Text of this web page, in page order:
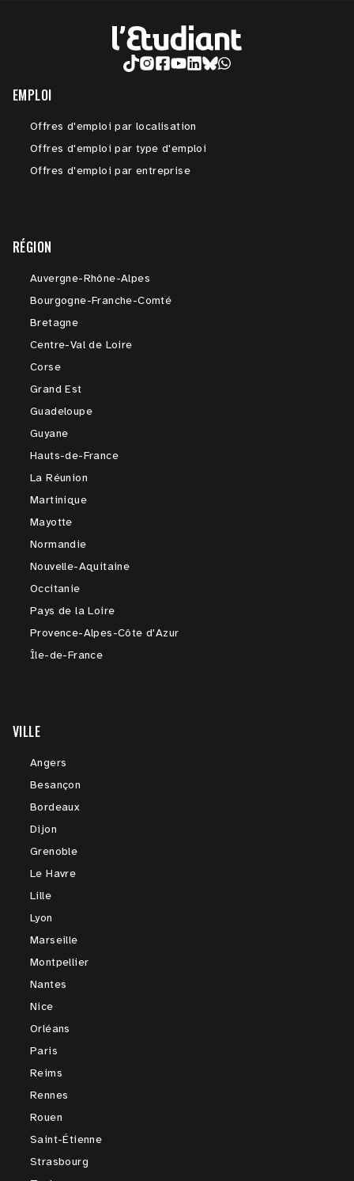
EMPLOI
Offres d'emploi par localisation
Offres d'emploi par type d'emploi
Offres d'emploi par entreprise
RÉGION
Auvergne-Rhône-Alpes
Bourgogne-Franche-Comté
Bretagne
Centre-Val de Loire
Corse
Grand Est
Guadeloupe
Guyane
Hauts-de-France
La Réunion
Martinique
Mayotte
Normandie
Nouvelle-Aquitaine
Occitanie
Pays de la Loire
Provence-Alpes-Côte d'Azur
Île-de-France
VILLE
Angers
Besançon
Bordeaux
Dijon
Grenoble
Le Havre
Lille
Lyon
Marseille
Montpellier
Nantes
Nice
Orléans
Paris
Reims
Rennes
Rouen
Saint-Étienne
Strasbourg